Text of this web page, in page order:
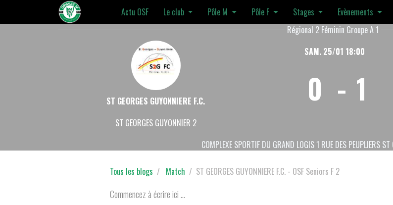
Actu OSF Le club Pôle M Pôle F Stages Evènements
Régional 2 Féminin Groupe A 1
ST GEORGES GUYONNIERE F.C.
ST GEORGES GUYONNIER 2
SAM. 25/01 18:00
0 - 1
COMPLEXE SPORTIF DU GRAND LOGIS 1 RUE DES PEUPLIERS
Tous les blogs Match ST GEORGES GUYONNIERE F.C. - OSF Seniors F 2
Commencez à écrire ici ...